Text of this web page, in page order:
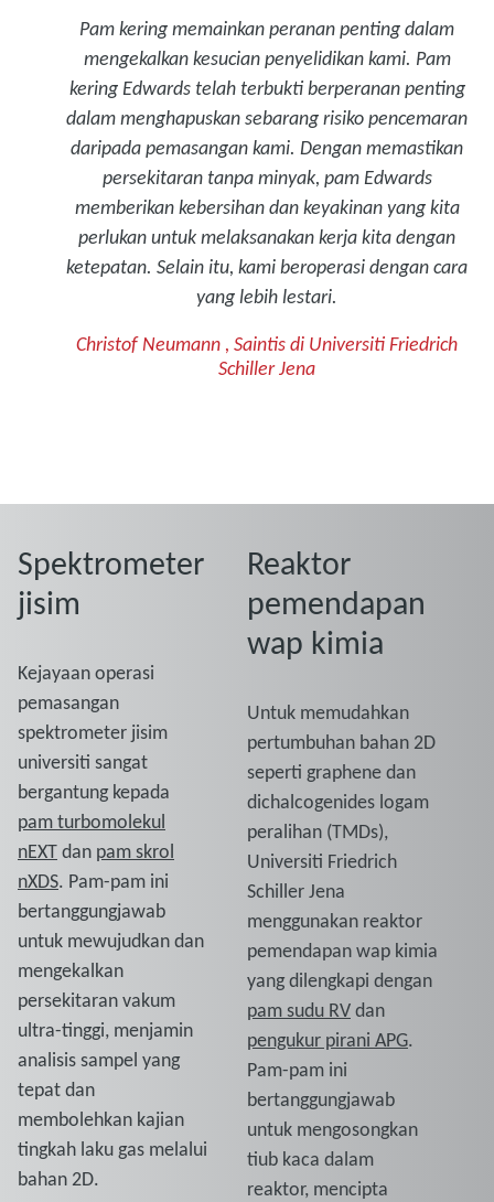
Pam kering memainkan peranan penting dalam
mengekalkan kesucian penyelidikan kami. Pam
kering Edwards telah terbukti berperanan penting
dalam menghapuskan sebarang risiko pencemaran
daripada pemasangan kami. Dengan memastikan
persekitaran tanpa minyak, pam Edwards
memberikan kebersihan dan keyakinan yang kita
perlukan untuk melaksanakan kerja kita dengan
ketepatan. Selain itu, kami beroperasi dengan cara
yang lebih lestari.
Christof Neumann , Saintis di Universiti Friedrich
Schiller Jena
Spektrometer
jisim
Kejayaan operasi
pemasangan
spektrometer jisim
universiti sangat
bergantung kepada
pam turbomolekul
nEXTdan pam skrol
nXDS. Pam-pam ini
bertanggungjawab
untuk mewujudkan dan
mengekalkan
persekitaran vakum
ultra-tinggi, menjamin
analisis sampel yang
tepat dan
membolehkan kajian
tingkah laku gas melalui
bahan 2D.
Reaktor
pemendapan
wap kimia
Untuk memudahkan
pertumbuhan bahan 2D
seperti graphene dan
dichalcogenides logam
peralihan (TMDs),
Universiti Friedrich
Schiller Jena
menggunakan reaktor
pemendapan wap kimia
yang dilengkapi dengan
pam sudu RVdan
pengukur pirani APG.
Pam-pam ini
bertanggungjawab
untuk mengosongkan
tiub kaca dalam
reaktor, mencipta